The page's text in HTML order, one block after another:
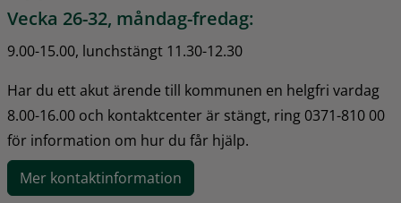
Vecka 26-32, måndag-fredag:
9.00-15.00, lunchstängt 11.30-12.30
Har du ett akut ärende till kommunen en helgfri vardag
8.00-16.00 och kontaktcenter är stängt, ring 0371-810 00
för information om hur du får hjälp.
Mer kontaktinformation